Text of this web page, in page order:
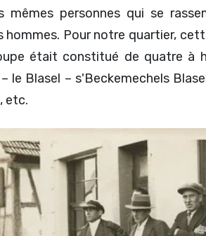
personnes qui se
hommes. Pour notre quartier,
était constitué de quatre à
le Blasel – s'Beckemechels
etc.